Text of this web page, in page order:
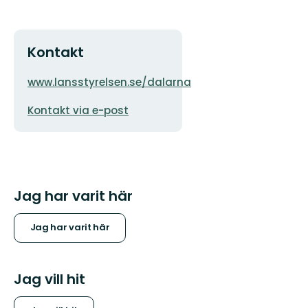
Kontakt
Adress
www.lansstyrelsen.se/dalarna
postadress
Kontakt via e-post
Jag har varit här
Jag har varit här
Jag vill hit